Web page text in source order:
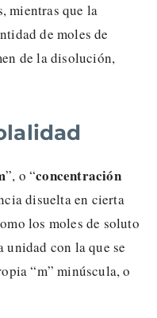
mientras que la
de moles de
de la disolución,
”, o “concentración
disuelta en cierta
los moles de soluto
con la que se
“m” minúscula, o